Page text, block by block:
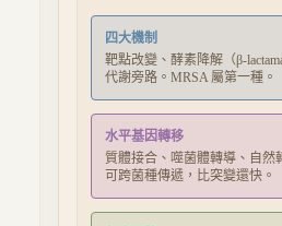
四大機制
靶點改變、酵素降解（β-
代謝旁路。MRSA 屬第一種。
水平基因轉移
質體接合、噬菌體轉導、自
可跨菌種傳遞，比突變還快。